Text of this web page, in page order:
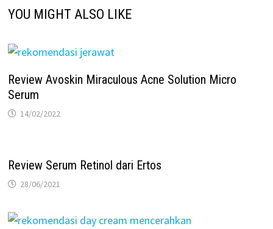
YOU MIGHT ALSO LIKE
Review Avoskin Miraculous Acne Solution Micro
Serum
14/02/2022
Review Serum Retinol dari Ertos
28/06/2021